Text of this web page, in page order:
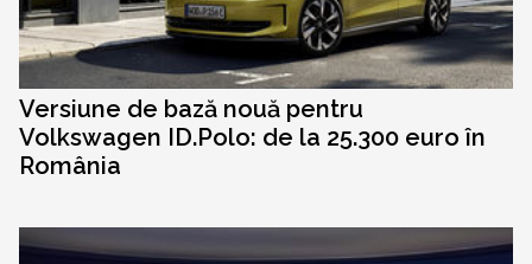
Versiune de bază nouă pentru
Volkswagen ID.Polo: de la 25.300 euro în
România